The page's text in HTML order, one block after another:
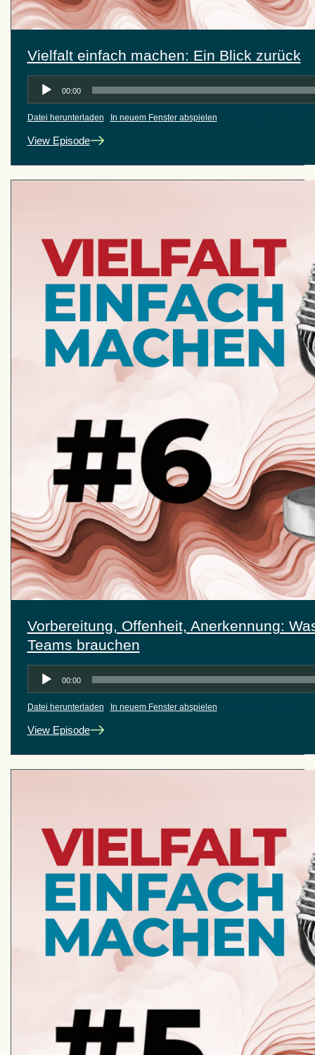
Vielfalt einfach machen: Ein Blick zurück
Audio-
Player
00:00
Datei herunterladen In neuem Fenster abspielen
View Episode
Vorbereitung, Offenheit, Anerkennung:
Teams brauchen
Audio-
Player
00:00
Datei herunterladen In neuem Fenster abspielen
View Episode